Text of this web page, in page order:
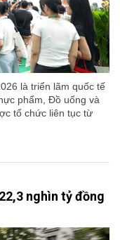
là triển lãm quốc tế
phẩm, Đồ uống và
tổ chức liên tục từ
nghìn tỷ đồng